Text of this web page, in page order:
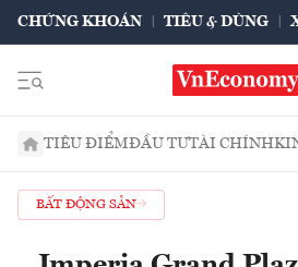
CHỨNG KHOÁN TIÊU & DÙNG
TIÊU ĐIỂMĐẦU TƯTÀI CHÍNH
BẤT ĐỘNG SẢN